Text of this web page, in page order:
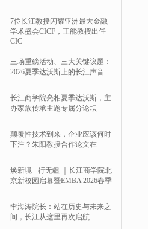
7位长江教授闪耀亚洲最大金融
学术盛会CICF，王能教授出任
CIC
三场重磅活动、三大关键议题：
2026夏季达沃斯上的长江声音
长江商学院亮相夏季达沃斯，主
办家族传承主题专属分论坛
颠覆性技术到来，企业应该何时
下注？朱阳教授合作论文在
焕新境 · 行无疆 ｜长江商学院北
京新校园启幕暨EMBA 2026春季
李海涛院长：站在历史与未来之
间，长江从这里再次启航